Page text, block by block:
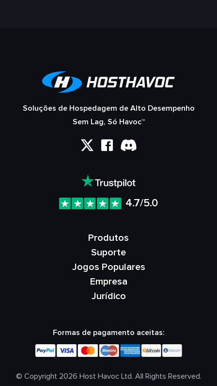
Soluções de Hospedagem de Alto Desempenho
Sem Lag, Só Havoc™
4.7/5.0
Produtos
Suporte
Jogos Populares
Empresa
Jurídico
Formas de pagamento aceitas:
© Copyright 2026 Host Havoc Ltd. All Rights Reserved.